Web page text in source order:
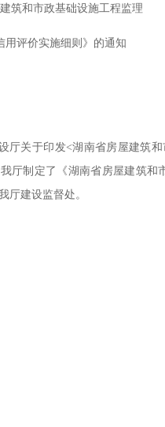
建筑和市政基础设施工程监理
用评价实施细则》的通知
厅关于印发<湖南省房屋建筑
厅制定了《湖南省房屋建筑
厅建设监督处。